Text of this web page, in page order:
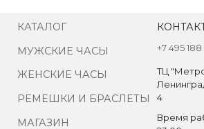
КАТАЛОГ
МУЖСКИЕ ЧАСЫ
ЖЕНСКИЕ ЧАСЫ
РЕМЕШКИ И БРАСЛЕТЫ
МАГАЗИН
+7 495
ТЦ
4
Время